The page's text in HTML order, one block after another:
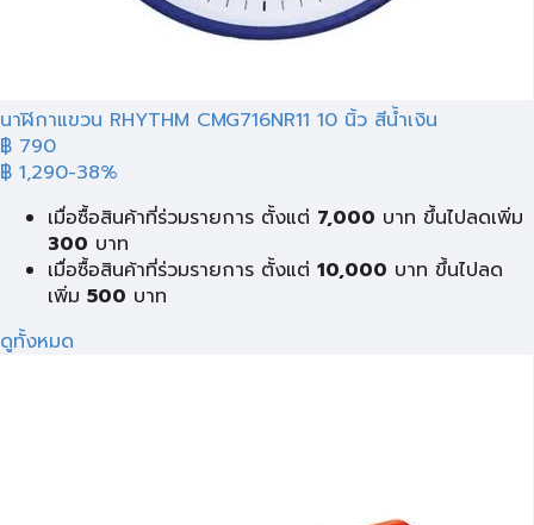
นาฬิกาแขวน RHYTHM CMG716NR11 10 นิ้ว สีน้ำเงิน
฿ 790
฿ 1,290-38%
เมื่อซื้อสินค้าที่ร่วมรายการ ตั้งแต่ 7,000 บาท ขึ้นไปลดเพิ่ม
300 บาท
เมื่อซื้อสินค้าที่ร่วมรายการ ตั้งแต่ 10,000 บาท ขึ้นไปลด
เพิ่ม 500 บาท
ดูทั้งหมด